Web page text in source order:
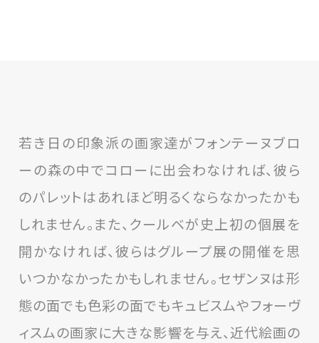
若き日の印象派の画家達がフォンテーヌブロ
ーの森の中でコローに出会わなければ、彼ら
のパレットはあれほど明るくならなかったかも
しれません。また、クールベが史上初の個展を
開かなければ、彼らはグループ展の開催を思
いつかなかったかもしれません。セザンヌは形
態の面でも色彩の面でもキュビスムやフォーヴ
ィスムの画家に大きな影響を与え、近代絵画の